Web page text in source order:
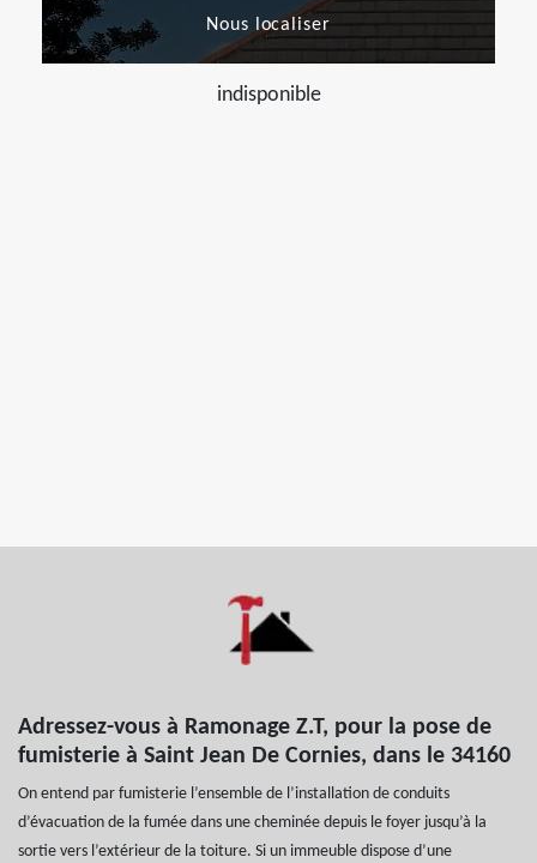
Nous localiser
indisponible
Adressez-vous à Ramonage Z.T, pour la pose de
fumisterie à Saint Jean De Cornies, dans le 34160
On entend par fumisterie l’ensemble de l’installation de conduits
d’évacuation de la fumée dans une cheminée depuis le foyer jusqu’à la
sortie vers l’extérieur de la toiture. Si un immeuble dispose d’une